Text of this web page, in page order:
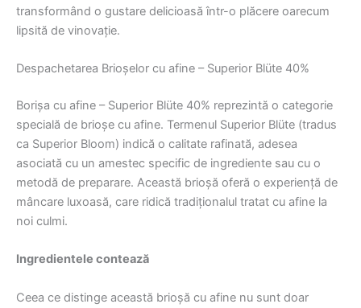
transformând o gustare delicioasă într-o plăcere oarecum
lipsită de vinovație.
Despachetarea Brioșelor cu afine – Superior Blüte 40%
Borișa cu afine – Superior Blüte 40% reprezintă o categorie
specială de brioșe cu afine. Termenul Superior Blüte (tradus
ca Superior Bloom) indică o calitate rafinată, adesea
asociată cu un amestec specific de ingrediente sau cu o
metodă de preparare. Această brioșă oferă o experiență de
mâncare luxoasă, care ridică tradiționalul tratat cu afine la
noi culmi.
Ingredientele contează
Ceea ce distinge această brioșă cu afine nu sunt doar